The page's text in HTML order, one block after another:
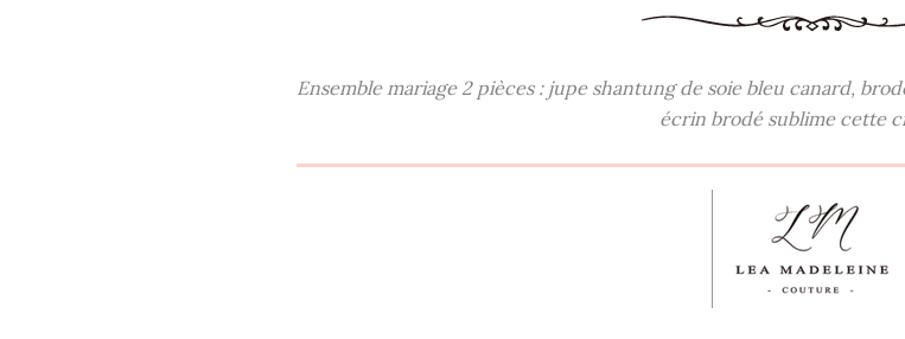
Ensemble mariage 2 pièces : jupe shantung de soie bleu canard,
écrin brodé sublime cette